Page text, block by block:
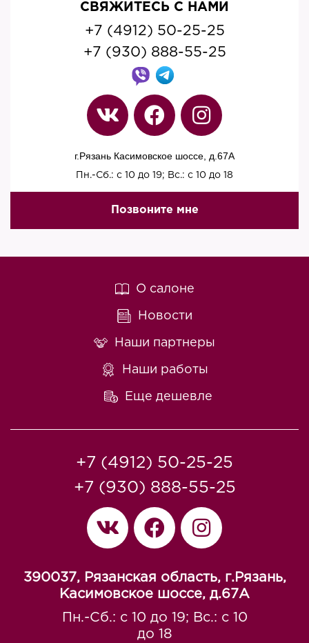
СВЯЖИТЕСЬ С НАМИ
+7 (4912) 50-25-25
+7 (930) 888-55-25
г.Рязань Касимовское шоссе, д.67A
Пн.-Сб.: с 10 до 19; Вс.: с 10 до 18
Позвоните мне
О салоне
Новости
Наши партнеры
Наши работы
Еще дешевле
+7 (4912) 50-25-25
+7 (930) 888-55-25
390037, Рязанская область, г.Рязань,
Касимовское шоссе, д.67A
Пн.-Сб.: с 10 до 19; Вс.: с 10
до 18